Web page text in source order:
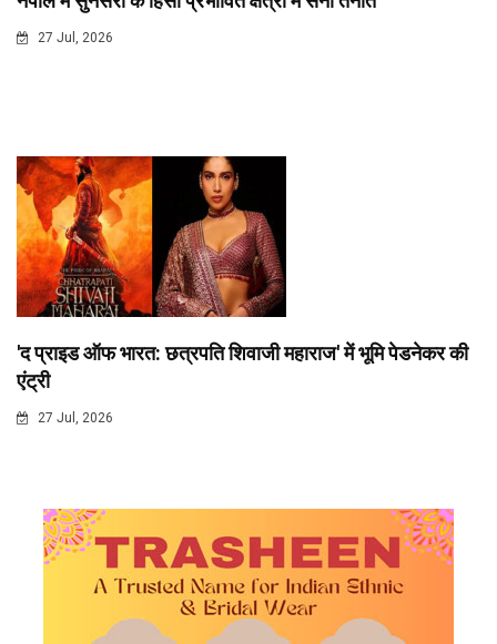
27 Jul, 2026
'द प्राइड ऑफ भारत: छत्रपति शिवाजी महाराज' में भूमि पेडनेकर की
एंट्री
27 Jul, 2026